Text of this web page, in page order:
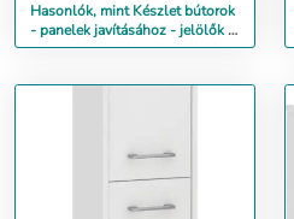
Hasonlók, mint Készlet bútorok
- panelek javításához - jelölők 6
db